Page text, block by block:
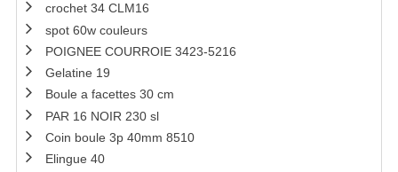
Microphones Scène Et Studio
crochet 34 CLM16
spot 60w couleurs
POIGNEE COURROIE 3423-5216
Gelatine 19
Boule a facettes 30 cm
PAR 16 NOIR 230 sl
Coin boule 3p 40mm 8510
Elingue 40